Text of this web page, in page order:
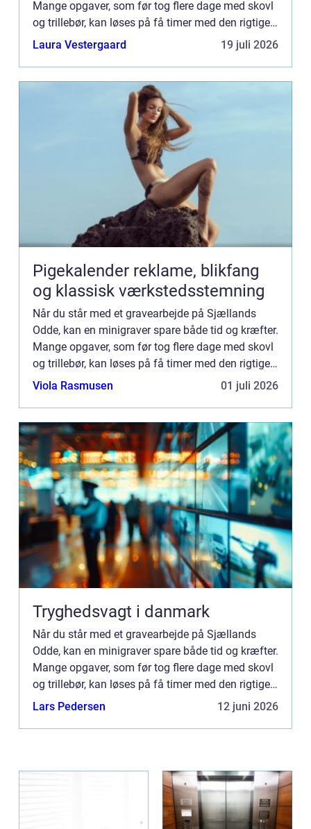
Mange opgaver, som før tog flere dage med skovl
og trillebør, kan løses på få timer med den rigtige
maskine. Derfor vælger flere og flere private
Laura Vestergaard 19 juli 2026
Pigekalender reklame, blikfang
og klassisk værkstedsstemning
Når du står med et gravearbejde på Sjællands
Odde, kan en minigraver spare både tid og kræfter.
Mange opgaver, som før tog flere dage med skovl
og trillebør, kan løses på få timer med den rigtige
maskine. Derfor vælger flere og flere private
Viola Rasmusen 01 juli 2026
Tryghedsvagt i danmark
Når du står med et gravearbejde på Sjællands
Odde, kan en minigraver spare både tid og kræfter.
Mange opgaver, som før tog flere dage med skovl
og trillebør, kan løses på få timer med den rigtige
maskine. Derfor vælger flere og flere private
Lars Pedersen 12 juni 2026